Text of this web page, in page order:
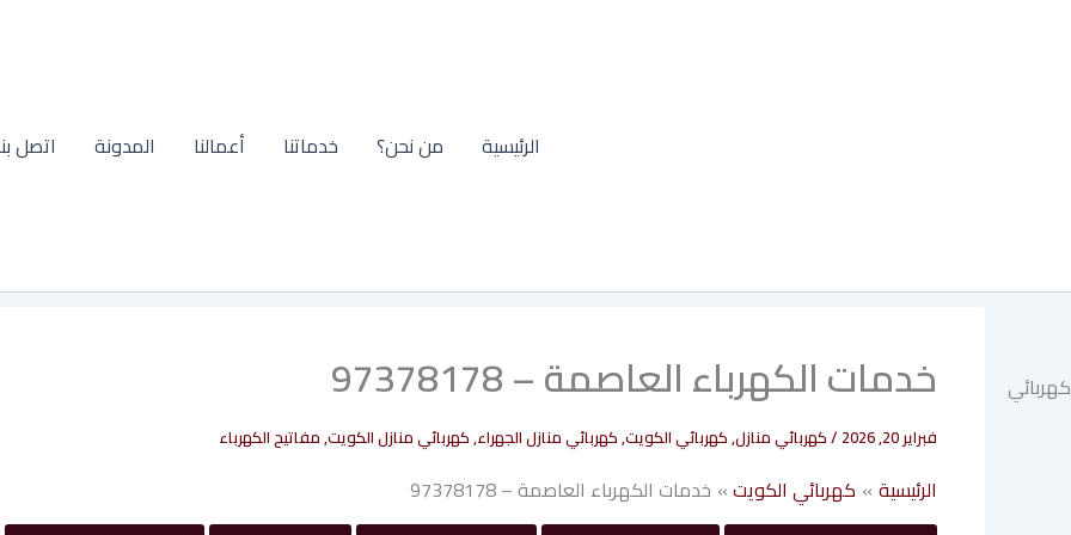
الرئيسية
من نحن؟ خدماتنا أعمالنا المدونة اتصل
خدمات الكهرباء العاصمة – 97378178
فبراير 20, 2026 /كهربائي منازل,كهربائي الكويت,كهربائي منازل الجهراء,كهربائي منازل الكويت,مفاتيح الكهرباء
الرئيسية كهربائي الكويت
خدمات الكهرباء العاصمة – 97378178